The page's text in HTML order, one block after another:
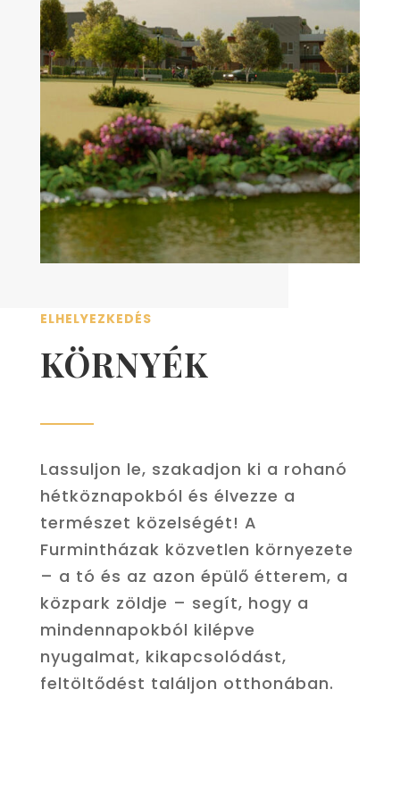
ELHELYEZKEDÉS
KÖRNYÉK
Lassuljon le, szakadjon ki a rohanó
hétköznapokból és élvezze a
természet közelségét! A
Furmintházak közvetlen környezete
– a tó és az azon épülő étterem, a
közpark zöldje – segít, hogy a
mindennapokból kilépve
nyugalmat, kikapcsolódást,
feltöltődést találjon otthonában.